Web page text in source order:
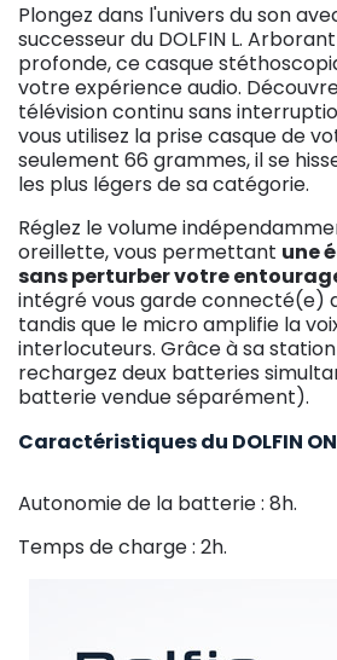
Plongez dans l'univers du son
successeur du DOLFIN L.
profonde, ce casque
votre expérience audio.
télévision continu sans
vous utilisez la prise casque de
seulement 66 grammes, il se
les plus légers de sa catégorie.
Réglez le volume
oreillette, vous permettant une
sans perturber votre
intégré vous garde connecté(e)
tandis que le micro amplifie la
interlocuteurs. Grâce à sa
rechargez deux batteries
batterie vendue séparément).
Caractéristiques du DOLFIN
Autonomie de la batterie : 8h.
Temps de charge : 2h.